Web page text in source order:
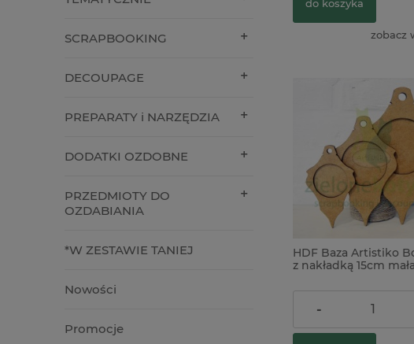
SCRAPBOOKING
DECOUPAGE
PREPARATY i NARZĘDZIA
DODATKI OZDOBNE
PRZEDMIOTY DO
OZDABIANIA
*W ZESTAWIE TANIEJ
Nowości
Promocje
do koszyka
zobacz
HDF Baza Artistiko
z nakładką 15cm
4,90 zł
-